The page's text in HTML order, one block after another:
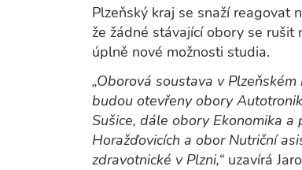
Plzeňský kraj se snaží reagovat
že žádné stávající obory se
úplně nové možnosti studia.
„Oborová soustava v
budou otevřeny obory
Sušice, dále obory Ekonomika
Horažďovicích a obor Nutriční
zdravotnické v Plzni,“ uzavírá